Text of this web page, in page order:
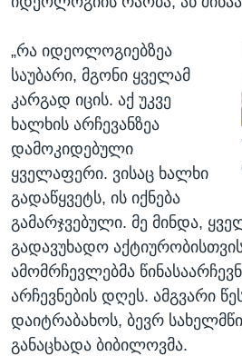
„რა იდეოლოგიებზეა
საუბარი, მგონი ყველამ
კარგად იცის. აქ უკვე
ხალხის არჩევანზეა
დამოკიდებული
ყველაფერი. ვისაც ხალხი
გადაწყვეტს, ის იქნება
გამარჯვებული. მე მინდა,
გადავუხადო
ამომრჩევლებმა
არჩევნების დღეს. ამგვარი
დაიტრაბახოს, ბევრ
განაცხადა ბიბილოვმა.